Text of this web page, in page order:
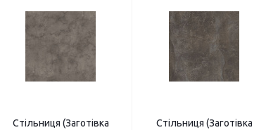
Cтільниця (Заготівка
Стільниця (Заготівка